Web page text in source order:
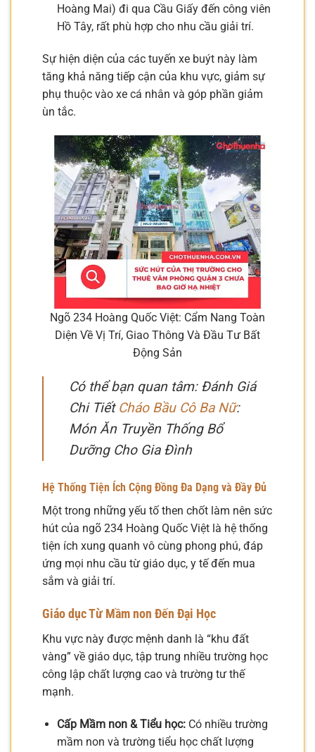
Hoàng Mai) đi qua Cầu Giấy đến công viên
Hồ Tây, rất phù hợp cho nhu cầu giải trí.
Sự hiện diện của các tuyến xe buýt này làm
tăng khả năng tiếp cận của khu vực, giảm sự
phụ thuộc vào xe cá nhân và góp phần giảm
ùn tắc.
Ngõ 234 Hoàng Quốc Việt: Cẩm Nang Toàn
Diện Về Vị Trí, Giao Thông Và Đầu Tư Bất
Động Sản
Có thể bạn quan tâm: Đánh Giá
Chi Tiết Cháo Bầu Cô Ba Nữ:
Món Ăn Truyền Thống Bổ
Dưỡng Cho Gia Đình
Hệ Thống Tiện Ích Cộng Đồng Đa Dạng và Đầy Đủ
Một trong những yếu tố then chốt làm nên sức
hút của ngõ 234 Hoàng Quốc Việt là hệ thống
tiện ích xung quanh vô cùng phong phú, đáp
ứng mọi nhu cầu từ giáo dục, y tế đến mua
sắm và giải trí.
Giáo dục Từ Mầm non Đến Đại Học
Khu vực này được mệnh danh là “khu đất
vàng” về giáo dục, tập trung nhiều trường học
công lập chất lượng cao và trường tư thế
mạnh.
Cấp Mầm non & Tiểu học:Có nhiều trường
mầm non và trường tiểu học chất lượng